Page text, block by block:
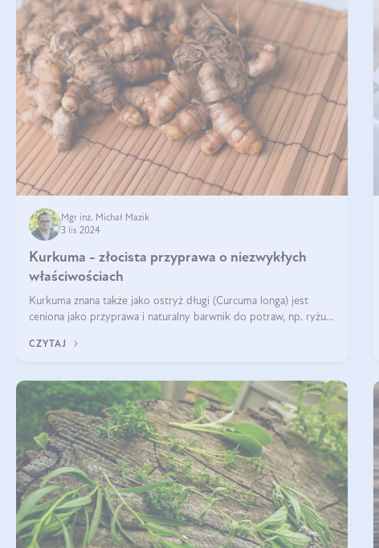
Mgr inż. Michał Mazik
3 lis 2024
Kurkuma - złocista przyprawa o niezwykłych
właściwościach
Kurkuma znana także jako ostryż długi (Curcuma longa) jest
ceniona jako przyprawa i naturalny barwnik do potraw, np. ryżu
korzystanie z niej,
CZYTAJ